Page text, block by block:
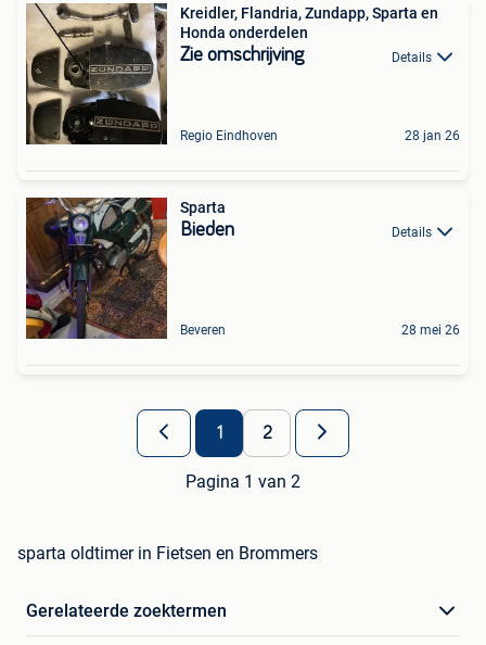
Kreidler, Flandria, Zundapp, Sparta en
Honda onderdelen
Zie omschrijving Details
Regio Eindhoven 28 jan 26
Sparta
Bieden Details
Beveren 28 mei 26
1 2
Pagina 1 van 2
sparta oldtimer in Fietsen en Brommers
Gerelateerde zoektermen